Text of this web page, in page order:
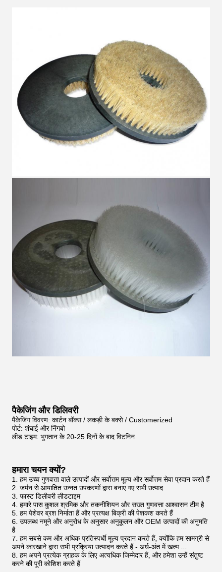
पैकेजिंग और डिलिवरी
पैकेजिंग विवरण: कार्टन बॉक्स / लकड़ी के बक्से / Customerized
पोर्ट: शंघाई और निंगबो
लीड टाइम: भुगतान के 20-25 दिनों के बाद विटनिन
हमारा चयन क्यों?
1. हम उच्च गुणवत्ता वाले उत्पादों और सर्वोत्तम मूल्य और सर्वोत्तम सेवा प्रदान करते हैं
2. जर्मन से आयातित उन्नत उपकरणों द्वारा बनाए गए सभी उत्पाद
3. फास्ट डिलीवरी लीडटाइम
4. हमारे पास कुशल श्रमिक और तकनीशियन और सख्त गुणवत्ता आश्वासन टीम है
5. हम पेशेवर ब्रश निर्माता हैं और प्रत्यक्ष बिक्री की पेशकश करते हैं
6. उपलब्ध नमूने और अनुरोध के अनुसार अनुकूलन और OEM उत्पादों की अनुमति
है
7. हम सबसे कम और अधिक प्रतिस्पर्धी मूल्य प्रदान करते हैं, क्योंकि हम सामग्री से
अपने कारखाने द्वारा सभी प्रक्रिया उत्पादन करते हैं - अर्ध-अंत में खत्म ...
8. हम अपने प्रत्येक ग्राहक के लिए अत्यधिक जिम्मेदार हैं, और हमेशा उन्हें संतुष्ट
करने की पूरी कोशिश करते हैं